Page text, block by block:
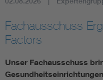
Assisted Living
Prostheses + implants
Fachausschuss
Factors
Unser Fachausschuss